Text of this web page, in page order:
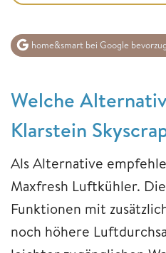
home&smart bei Google
Welche
Klarstein
Als Alternative
Maxfresh Luftkühler.
Funktionen mit
noch höhere